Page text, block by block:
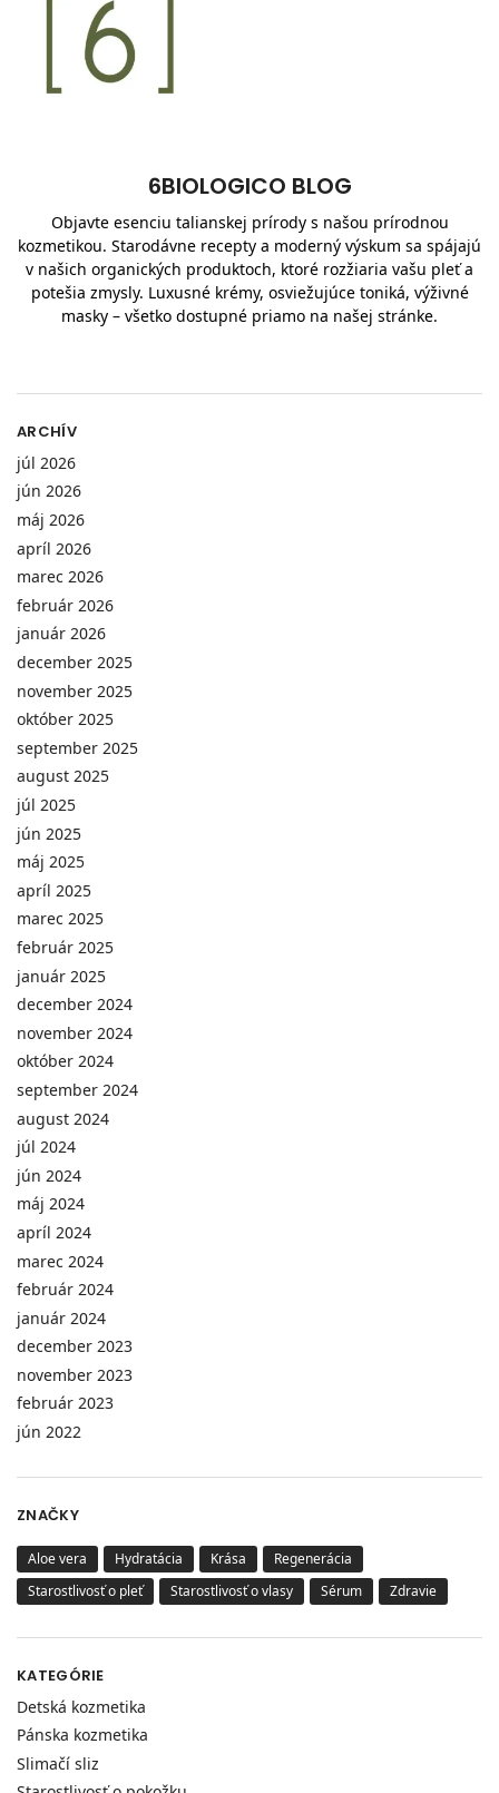
6BIOLOGICO BLOG
Objavte esenciu talianskej prírody s našou prírodnou
kozmetikou. Starodávne recepty a moderný výskum sa spájajú
v našich organických produktoch, ktoré rozžiaria vašu pleť a
potešia zmysly. Luxusné krémy, osviežujúce toniká, výživné
masky – všetko dostupné priamo na našej stránke.
ARCHÍV
júl 2026
jún 2026
máj 2026
apríl 2026
marec 2026
február 2026
január 2026
december 2025
november 2025
október 2025
september 2025
august 2025
júl 2025
jún 2025
máj 2025
apríl 2025
marec 2025
február 2025
január 2025
december 2024
november 2024
október 2024
september 2024
august 2024
júl 2024
jún 2024
máj 2024
apríl 2024
marec 2024
február 2024
január 2024
december 2023
november 2023
február 2023
jún 2022
ZNAČKY
Aloe vera Hydratácia Krása
Regenerácia
Starostlivosť o pleť
Starostlivosť o vlasy Sérum Zdravie
KATEGÓRIE
Detská kozmetika
Pánska kozmetika
Slimačí sliz